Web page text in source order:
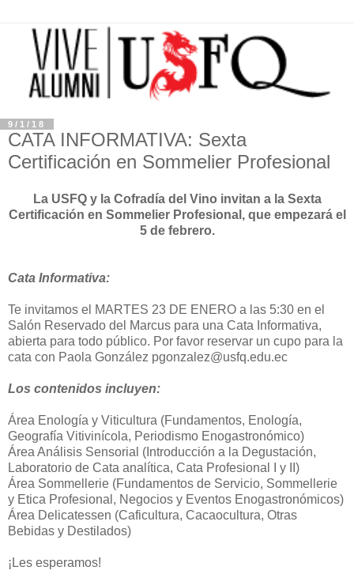
9/1/18
CATA INFORMATIVA: Sexta
Certificación en Sommelier Profesional
La USFQ y la Cofradía del Vino invitan a la Sexta
Certificación en Sommelier Profesional, que empezará el
5 de febrero.
Cata Informativa:
Te invitamos el MARTES 23 DE ENERO a las 5:30 en el
Salón Reservado del Marcus para una Cata Informativa,
abierta para todo público. Por favor reservar un cupo para la
cata con Paola González pgonzalez@usfq.edu.ec
Los contenidos incluyen:
Área Enología y Viticultura (Fundamentos, Enología,
Geografía Vitivinícola, Periodismo Enogastronómico)
Área Análisis Sensorial (Introducción a la Degustación,
Laboratorio de Cata analítica, Cata Profesional I y II)
Área Sommellerie (Fundamentos de Servicio, Sommellerie
y Etica Profesional, Negocios y Eventos Enogastronómicos)
Área Delicatessen (Caficultura, Cacaocultura, Otras
Bebidas y Destilados)
¡Les esperamos!